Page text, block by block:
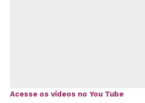
Acesse os vídeos no You Tube